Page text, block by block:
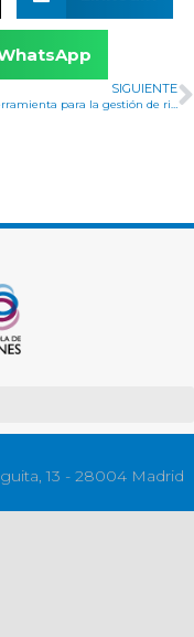
SIGUIENTE
13 - 28004 Madrid